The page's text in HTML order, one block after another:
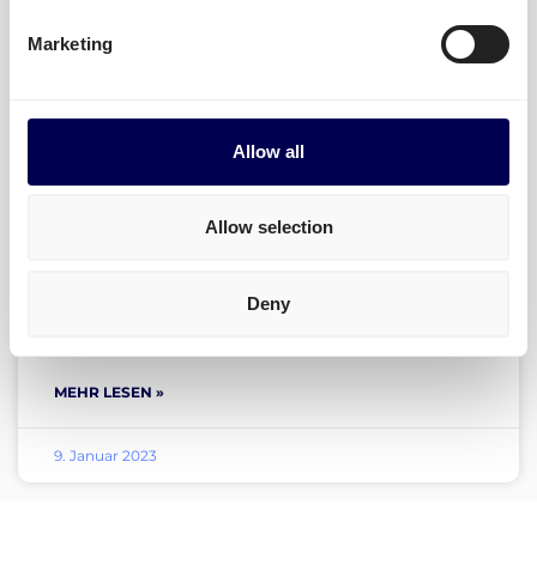
Marketing
Allow all
Allow selection
Deny
Daten, Innovation, Effizienz –
MEHR LESEN »
9. Januar 2023